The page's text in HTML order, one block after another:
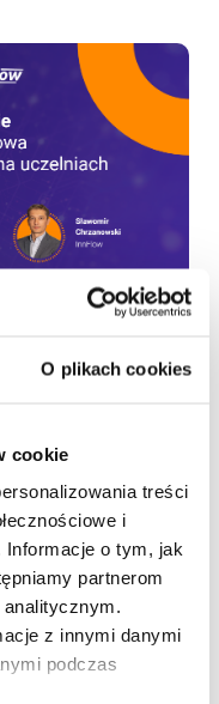
O plikach cookies
cookie
treści
i
o tym, jak
partnerom
z innymi danymi
podczas
na platformie WEBCON
pracowniczych na